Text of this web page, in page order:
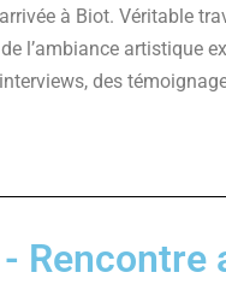
à Biot. Véritable
l’ambiance artistique
des
Rencontre